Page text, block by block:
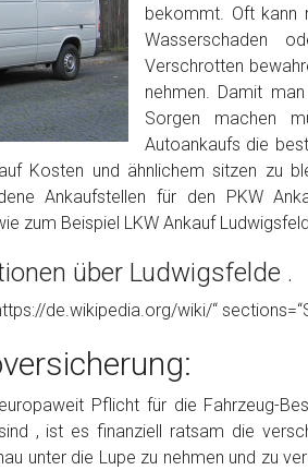
bekommt. Oft kann
Wasserschaden
Verschrotten
nehmen. Damit
Sorgen machen
Autoankaufs die
Kosten und ähnlichem sitzen zu
Ankaufstellen für den PKW
zum Beispiel LKW Ankauf
über Ludwigsfelde .
de.wikipedia.org/wiki/“
Pflicht für die Fahrzeug-
, ist es finanziell ratsam die
unter die Lupe zu nehmen und zu